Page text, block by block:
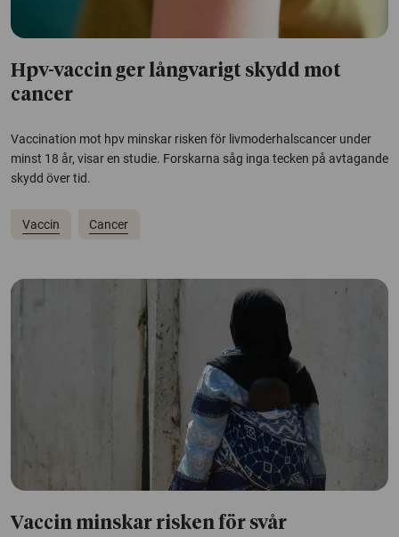
Hpv-vaccin ger långvarigt skydd mot
cancer
Vaccination mot hpv minskar risken för livmoderhalscancer under
minst 18 år, visar en studie. Forskarna såg inga tecken på avtagande
skydd över tid.
Vaccin Cancer
Vaccin minskar risken för svår